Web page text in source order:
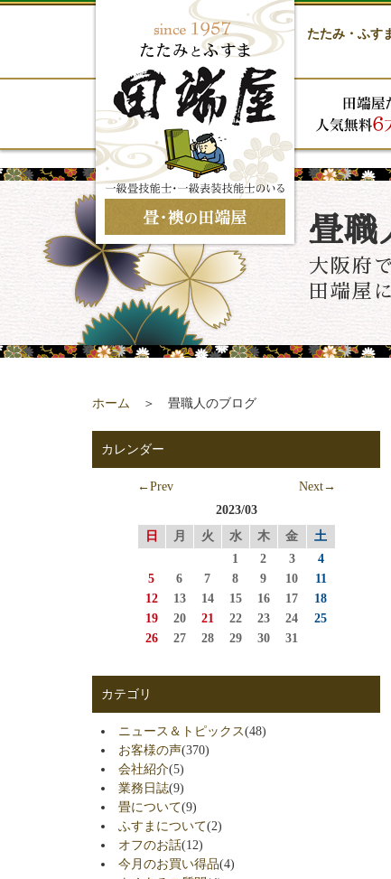
たたみ・ふす
畳職
大阪府
田端屋
ホーム ＞ 畳職人のブログ
カレンダー
←Prev
Next→
2023/03
日
月 火 水 木 金
土
1
2 3
4
5
6 7 8 9 10
11
12
13 14 15 16 17
18
19
20 21 22 23 24
25
26
27 28 29 30 31
カテゴリ
ニュース＆トピックス(48)
お客様の声(370)
会社紹介(5)
業務日誌(9)
畳について(9)
ふすまについて(2)
オフのお話(12)
今月のお買い得品(4)